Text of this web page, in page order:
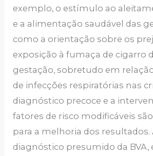
exemplo, o estímulo ao
e a alimentação saudável das
como a orientação sobre os
exposição à fumaça de cigarro
gestação, sobretudo em
de infecções respiratórias nas
diagnóstico precoce e a
fatores de risco modificáveis
para a melhoria dos resultados.
diagnóstico presumido da BVA,